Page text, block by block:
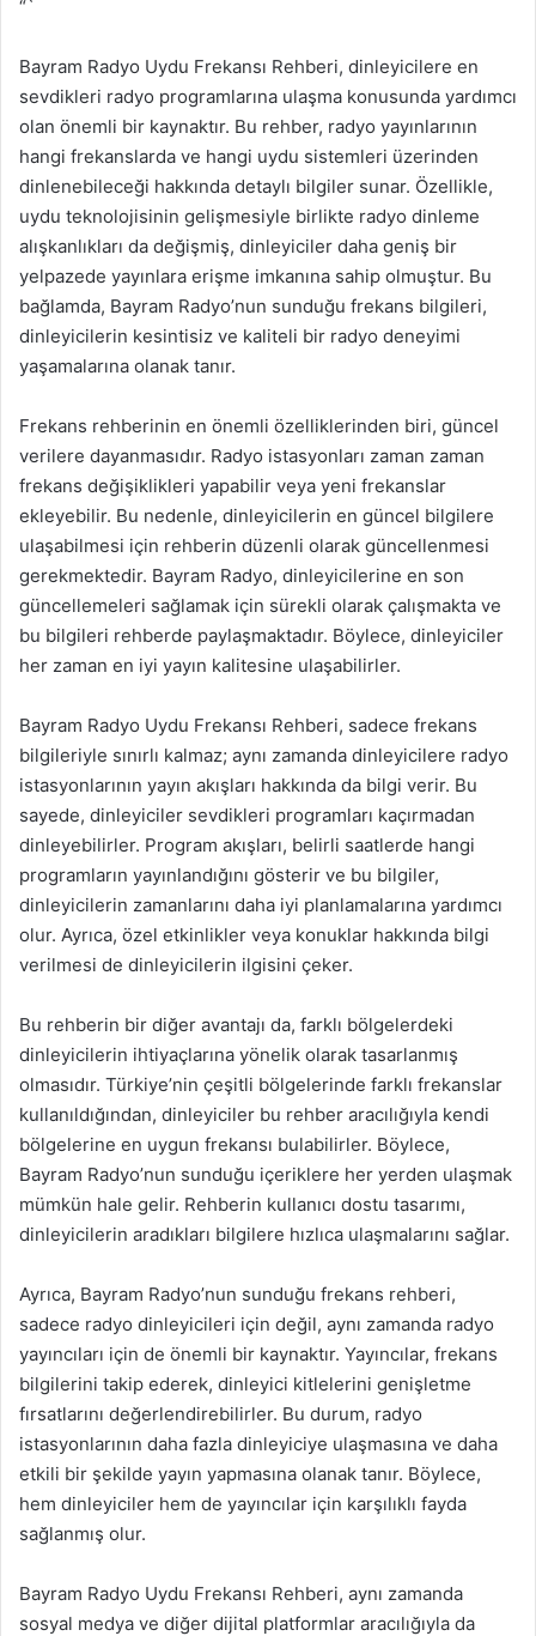
“`
Bayram Radyo Uydu Frekansı Rehberi, dinleyicilere en
sevdikleri radyo programlarına ulaşma konusunda yardımcı
olan önemli bir kaynaktır. Bu rehber, radyo yayınlarının
hangi frekanslarda ve hangi uydu sistemleri üzerinden
dinlenebileceği hakkında detaylı bilgiler sunar. Özellikle,
uydu teknolojisinin gelişmesiyle birlikte radyo dinleme
alışkanlıkları da değişmiş, dinleyiciler daha geniş bir
yelpazede yayınlara erişme imkanına sahip olmuştur. Bu
bağlamda, Bayram Radyo’nun sunduğu frekans bilgileri,
dinleyicilerin kesintisiz ve kaliteli bir radyo deneyimi
yaşamalarına olanak tanır.
Frekans rehberinin en önemli özelliklerinden biri, güncel
verilere dayanmasıdır. Radyo istasyonları zaman zaman
frekans değişiklikleri yapabilir veya yeni frekanslar
ekleyebilir. Bu nedenle, dinleyicilerin en güncel bilgilere
ulaşabilmesi için rehberin düzenli olarak güncellenmesi
gerekmektedir. Bayram Radyo, dinleyicilerine en son
güncellemeleri sağlamak için sürekli olarak çalışmakta ve
bu bilgileri rehberde paylaşmaktadır. Böylece, dinleyiciler
her zaman en iyi yayın kalitesine ulaşabilirler.
Bayram Radyo Uydu Frekansı Rehberi, sadece frekans
bilgileriyle sınırlı kalmaz; aynı zamanda dinleyicilere radyo
istasyonlarının yayın akışları hakkında da bilgi verir. Bu
sayede, dinleyiciler sevdikleri programları kaçırmadan
dinleyebilirler. Program akışları, belirli saatlerde hangi
programların yayınlandığını gösterir ve bu bilgiler,
dinleyicilerin zamanlarını daha iyi planlamalarına yardımcı
olur. Ayrıca, özel etkinlikler veya konuklar hakkında bilgi
verilmesi de dinleyicilerin ilgisini çeker.
Bu rehberin bir diğer avantajı da, farklı bölgelerdeki
dinleyicilerin ihtiyaçlarına yönelik olarak tasarlanmış
olmasıdır. Türkiye’nin çeşitli bölgelerinde farklı frekanslar
kullanıldığından, dinleyiciler bu rehber aracılığıyla kendi
bölgelerine en uygun frekansı bulabilirler. Böylece,
Bayram Radyo’nun sunduğu içeriklere her yerden ulaşmak
mümkün hale gelir. Rehberin kullanıcı dostu tasarımı,
dinleyicilerin aradıkları bilgilere hızlıca ulaşmalarını sağlar.
Ayrıca, Bayram Radyo’nun sunduğu frekans rehberi,
sadece radyo dinleyicileri için değil, aynı zamanda radyo
yayıncıları için de önemli bir kaynaktır. Yayıncılar, frekans
bilgilerini takip ederek, dinleyici kitlelerini genişletme
fırsatlarını değerlendirebilirler. Bu durum, radyo
istasyonlarının daha fazla dinleyiciye ulaşmasına ve daha
etkili bir şekilde yayın yapmasına olanak tanır. Böylece,
hem dinleyiciler hem de yayıncılar için karşılıklı fayda
sağlanmış olur.
Bayram Radyo Uydu Frekansı Rehberi, aynı zamanda
sosyal medya ve diğer dijital platformlar aracılığıyla da